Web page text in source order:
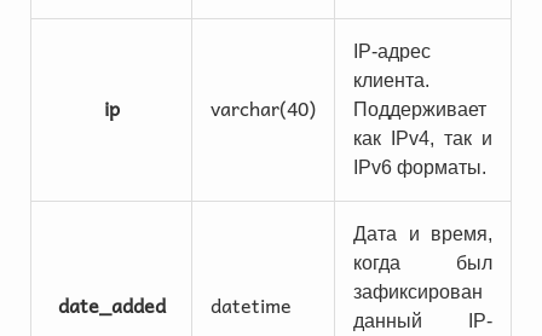
ip varchar(40)
IP-адрес
клиента.
Поддерживает
как IPv4, так и
IPv6 форматы.
date_added datetime
Дата и время,
когда был
зафиксирован
данный IP-